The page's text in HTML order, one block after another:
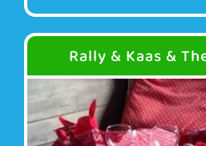
Rally & Kaas &